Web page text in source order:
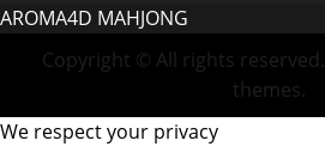
AROMA4D MAHJONG
Copyright © All rights reserved.
themes.
We respect your privacy